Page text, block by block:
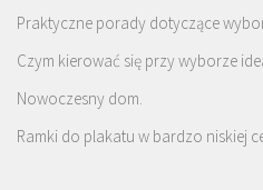
Praktyczne porady dotyczące
Czym kierować się przy wyborze
Nowoczesny dom.
Ramki do plakatu w bardzo niskiej